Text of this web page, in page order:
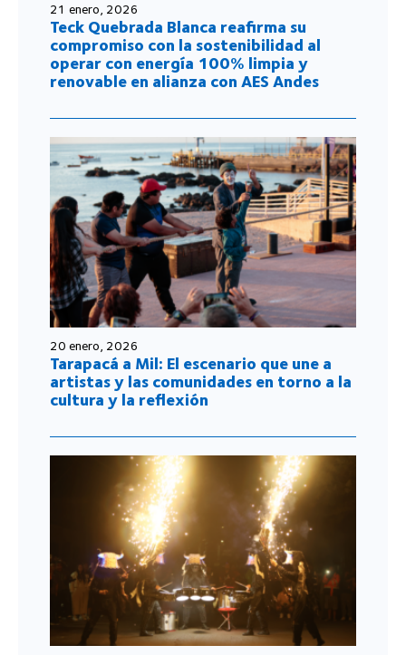
21 enero, 2026
Teck Quebrada Blanca reafirma su
compromiso con la sostenibilidad al
operar con energía 100% limpia y
renovable en alianza con AES Andes
20 enero, 2026
Tarapacá a Mil: El escenario que une a
artistas y las comunidades en torno a la
cultura y la reflexión